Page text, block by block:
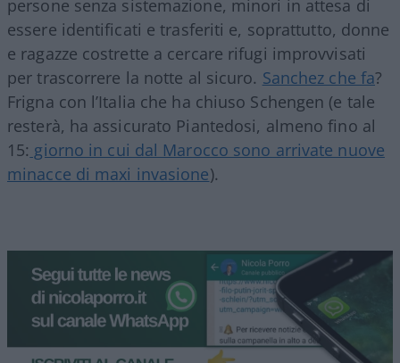
persone senza sistemazione, minori in attesa di
essere identificati e trasferiti e, soprattutto, donne
e ragazze costrette a cercare rifugi improvvisati
per trascorrere la notte al sicuro. Sanchez che fa?
Frigna con l’Italia che ha chiuso Schengen (e tale
resterà, ha assicurato Piantedosi, almeno fino al
15: giorno in cui dal Marocco sono arrivate nuove
minacce di maxi invasione).